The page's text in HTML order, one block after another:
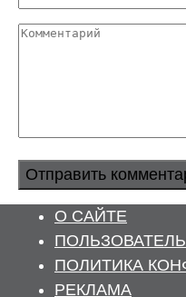
Комментарий
О САЙТЕ
ПОЛИТИКА
РЕКЛАМА